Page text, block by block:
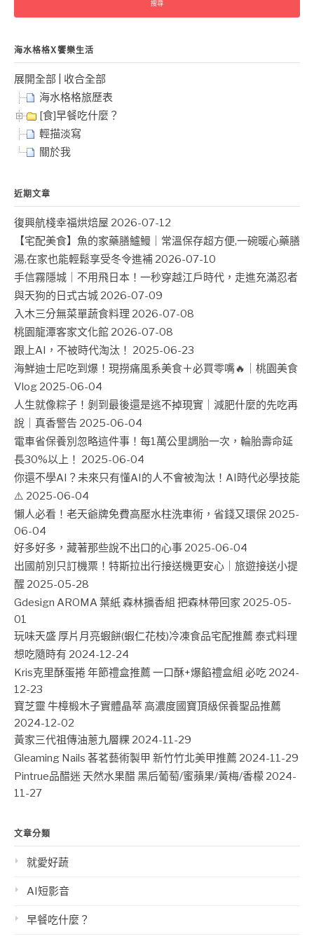
字:
海水格格X饗樂生活
展開全部
收合全部
海水格格旅歷表
[食]早餐吃什麼？
輕描淡寫
關於我
近期文章
復興航棧幸福烘焙屋 2026-07-12
【宅配美食】魚的家藥膳鱸鰻｜常溫保存超方便,一碗暖心藥膳
湯,在家也能輕鬆享受冬令進補 2026-07-10
手信霧隱城｜不用飛日本！一秒穿越江戶時代，走進充滿忍者
與天狗的日式古城 2026-07-09
入木三分無菜單蔬食料理 2026-07-08
桃園龍潭客家文化館 2026-07-08
跟上AI，不被時代淘汰！ 2025-06-23
海鮮迪士尼吃到爆！現撈痛風系美食＋必買零嘴🔥｜桃園美食
Vlog 2025-06-04
人生就像粽子！剝到最後還是逃不掉現實｜減肥什麼的先吃再
說｜真香警告 2025-06-04
電車省保養別忽略這件事！每1萬公里調胎一次，輪胎壽命延
長30%以上！ 2025-06-04
你還不學AI？未來只有懂AI的人不會被淘汰！AI時代必學技能
⚠️ 2025-06-04
懶人必看！老天爺牌免費高壓水柱洗車術，省錢又環保 2025-
06-04
好多好多，藏著那些說不出口的心事 2025-06-04
出國前別只訂機票！特斯拉出行接送機更安心｜旅遊接送小提
醒 2025-05-28
Gdesign AROMA 葉紙 森林擴香組 把森林帶回家 2025-05-
01
玩味天盛 厚片月亮蝦餅(蝦仁花枝)冷凍食品宅配推薦 泰式料理
想吃隨時有 2024-12-24
Kris克里酥蛋捲 年節禮盒推薦 一口酥+爆餡禮盒組 必吃 2024-
12-23
寶芝靈 牛樟椴木子實體晶萃 高濃度國寶頂級保養聖品推薦
2024-12-02
黃家三代祖傳油蔥九層粿 2024-11-29
Gleaming Nails 茖茗藝術製甲 新竹竹北美甲推薦 2024-11-29
Pintrue品醋迷 天然水果醋 黑后葡萄/蜜蘋果/黃梅/香檬 2024-
11-27
文章分類
就愛好蔬
AI短影音
早餐吃什麼？